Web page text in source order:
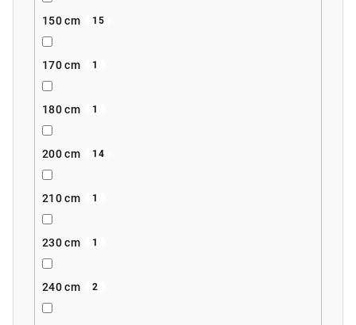
150 cm 15
170 cm 1
180 cm 1
200 cm 14
210 cm 1
230 cm 1
240 cm 2